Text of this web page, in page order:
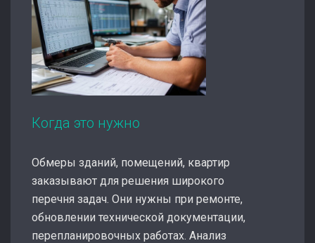
Когда это нужно
Обмеры зданий, помещений, квартир
заказывают для решения широкого
перечня задач. Они нужны при ремонте,
обновлении технической документации,
перепланировочных работах. Анализ